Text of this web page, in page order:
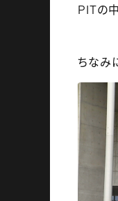
PITの
ちなみ